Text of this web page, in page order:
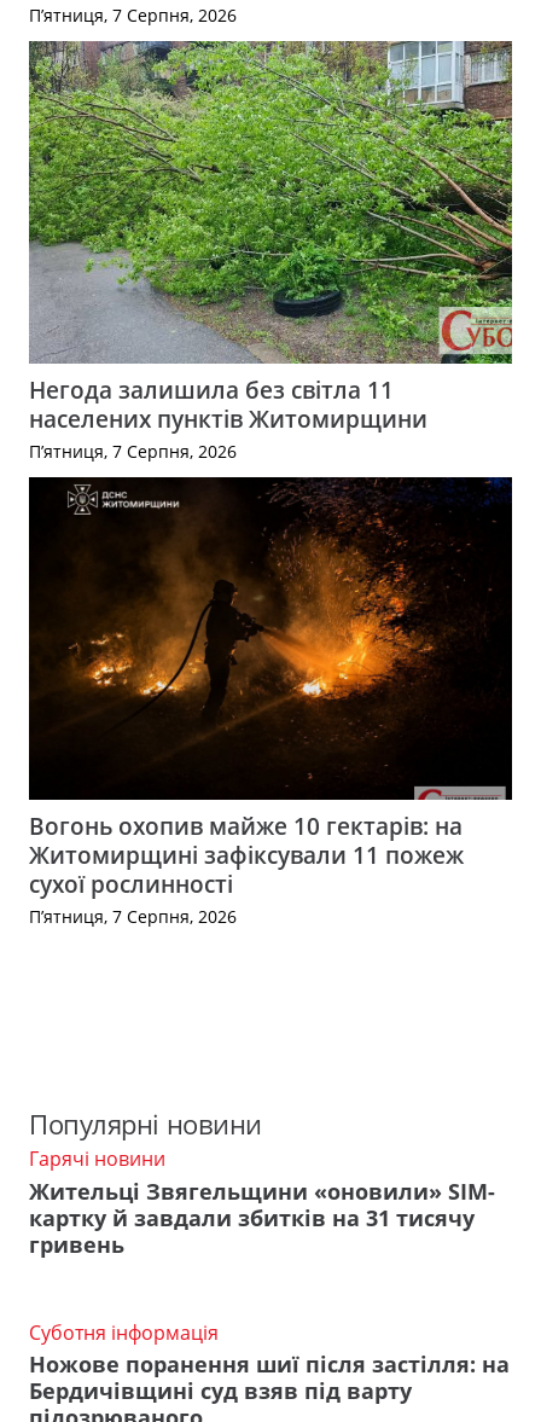
П’ятниця, 7 Серпня, 2026
Негода залишила без світла 11
населених пунктів Житомирщини
П’ятниця, 7 Серпня, 2026
Вогонь охопив майже 10 гектарів: на
Житомирщині зафіксували 11 пожеж
сухої рослинності
П’ятниця, 7 Серпня, 2026
Популярні новини
Гарячі новини
Жительці Звягельщини «оновили» SIM-
картку й завдали збитків на 31 тисячу
гривень
Суботня інформація
Ножове поранення шиї після застілля: на
Бердичівщині суд взяв під варту